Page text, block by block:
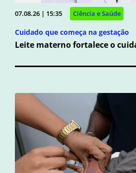
07.08.26 | 15:35 Ciência e Saúde
Cuidado que começa na gestação
Leite materno fortalece o